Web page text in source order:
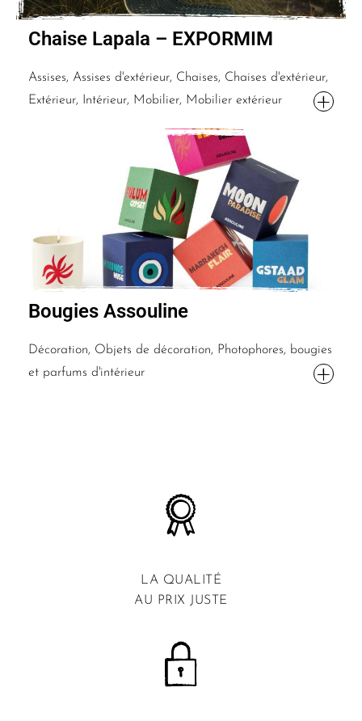
Chaise Lapala – EXPORMIM
Assises, Assises d'extérieur, Chaises, Chaises d'extérieur,
Extérieur, Intérieur, Mobilier, Mobilier extérieur
Bougies Assouline
Décoration, Objets de décoration, Photophores, bougies
et parfums d'intérieur
LA QUALITÉ
AU PRIX JUSTE